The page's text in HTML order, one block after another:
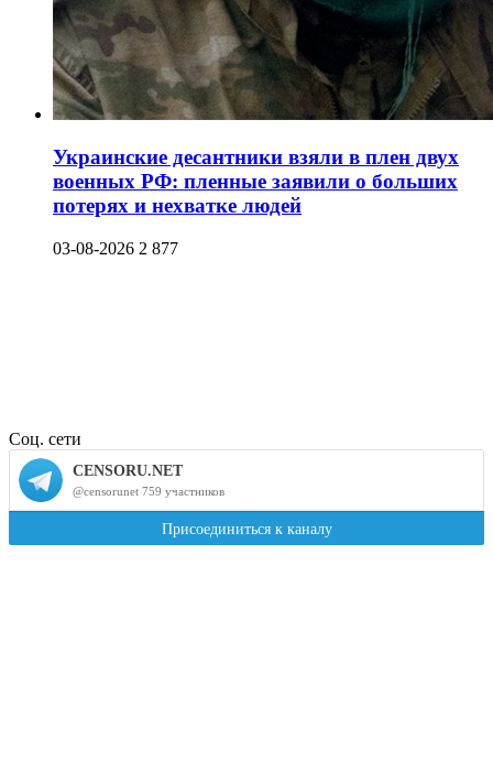
Украинские десантники взяли в плен двух
военных РФ: пленные заявили о больших
потерях и нехватке людей
03-08-2026 2 877
Соц. сети